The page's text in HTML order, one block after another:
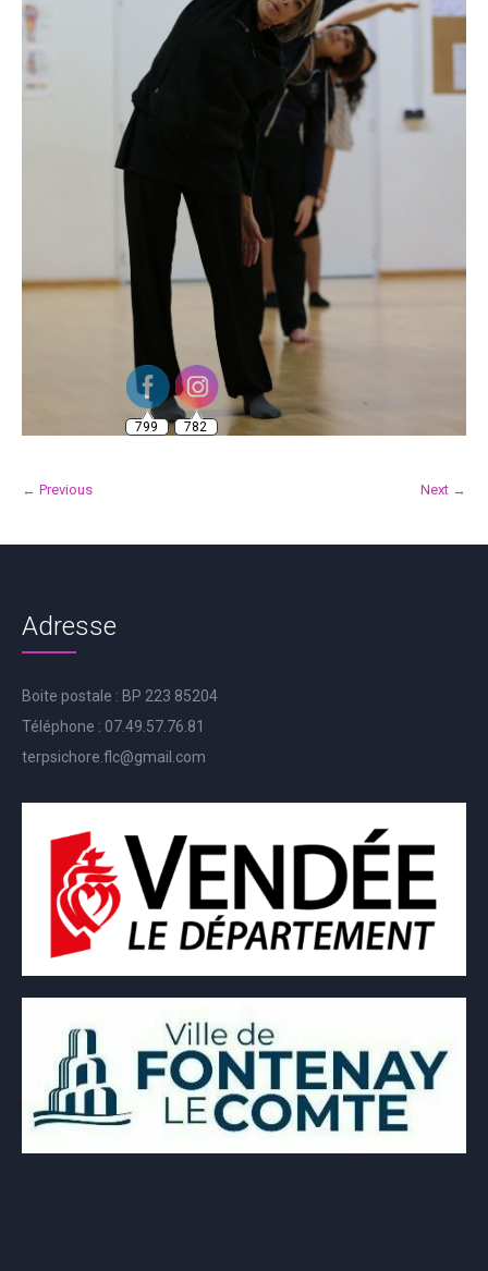
← Previous Next →
Adresse
Boite postale : BP 223 85204
Téléphone : 07.49.57.76.81
terpsichore.flc@gmail.com
799 782